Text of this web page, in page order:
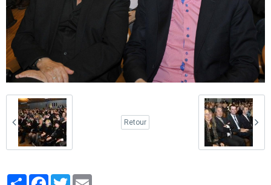
Retour
PartagerFacebook
Twitter